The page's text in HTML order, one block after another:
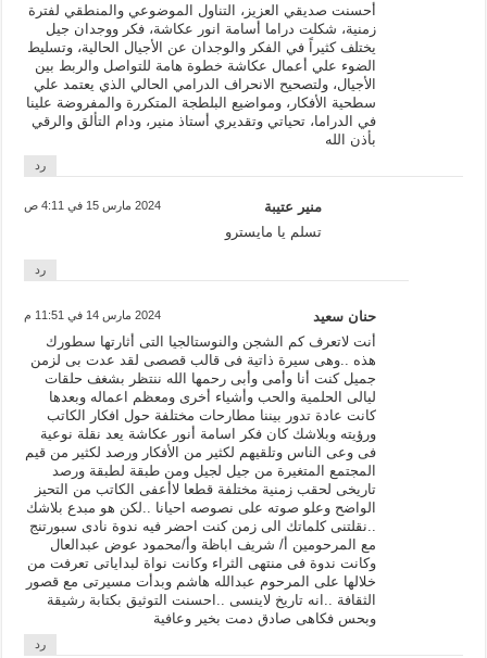
أحسنت صديقي العزيز، التناول الموضوعي والمنطقي لفترة
زمنية، شكلت دراما أسامة انور عكاشة، فكر ووجدان جيل
يختلف كثيراً في الفكر والوجدان عن الأجيال الحالية، وتسليط
الضوء علي أعمال عكاشة خطوة هامة للتواصل والربط بين
الأجيال، ولتصحيح الانحراف الدرامي الحالي الذي يعتمد علي
سطحية الأفكار، ومواضيع البلطجة المتكررة والمفروضة علينا
في الدراما، تحياتي وتقديري أستاذ منير، ودام التألق والرقي
بأذن الله
رد
منير عتيبة 2024 مارس 15 في 4:11 ص
تسلم يا مايسترو
رد
حنان سعيد 2024 مارس 14 في 11:51 م
أنت لاتعرف كم الشجن والنوستالجيا التى أثارتها سطورك
هذه ..وهى سيرة ذاتية فى قالب قصصى لقد عدت بى لزمن
جميل كنت أنا وأمى وأبى رحمها الله ننتظر بشغف حلقات
ليالى الحلمية والحب وأشياء أخرى ومعظم اعماله وبعدها
كانت عادة تدور بيننا مطارحات مختلفة حول افكار الكاتب
ورؤيته وبلاشك كان فكر اسامة أنور عكاشة يعد نقلة نوعية
فى وعى الناس وتلقيهم لكثير من الأفكار ورصد لكثير من قيم
المجتمع المتغيرة من جيل لجيل ومن طبقة لطبقة ورصد
تاريخى لحقب زمنية مختلفة قطعا لاأعفى الكاتب من التحيز
الواضح وعلو صوته على نصوصه احيانا ..لكن هو مبدع بلاشك
..نقلتنى كلماتك الى زمن كنت احضر فيه ندوة نادى سبورتنج
مع المرحومين أ/ شريف اباظة وأ/محمود عوض عبدالعال
وكانت ندوة فى منتهى الثراء وكانت نواة لبداياتى تعرفت من
خلالها على المرحوم عبدالله هاشم وبدأت مسيرتى مع قصور
الثقافة ..انه تاريخ لاينسى ..احسنت التوثيق بكتابة رشيقة
وبحس فكاهى صادق دمت بخير وعافية
رد